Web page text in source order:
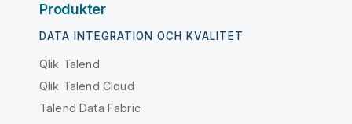
Produkter
DATA INTEGRATION OCH KVALITET
Qlik Talend
Qlik Talend Cloud
Talend Data Fabric